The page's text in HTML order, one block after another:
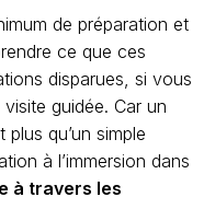
de préparation et
ce que ces
disparues, si vous
guidée. Car un
plus qu’un simple
à l’immersion dans
à travers les